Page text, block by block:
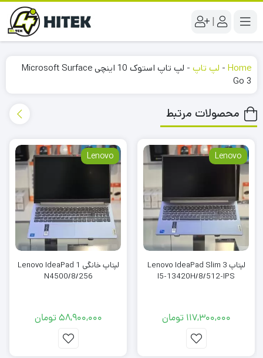
|
Home
- لپ تاپ -
لپ تاپ استوک 10 اینچی Microsoft Surface
Go 3
محصولات مرتبط
Lenovo
لپتاپ Lenovo IdeaPad Slim 3
I5-13420H/8/512-IPS
117,300,000 تومان
Lenovo
لپتاپ خانگی Lenovo IdeaPad 1
N4500/8/256
58,900,000تومان